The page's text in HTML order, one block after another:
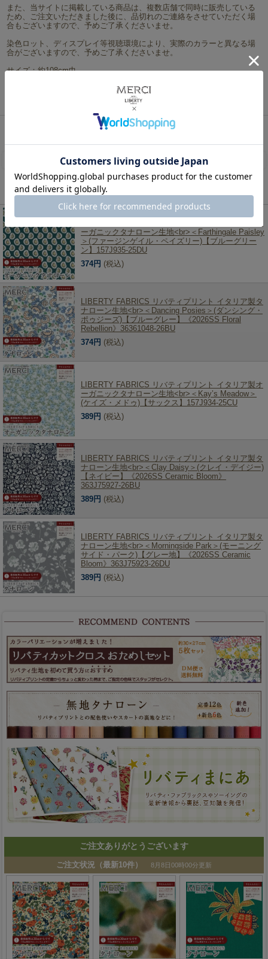
また、当サイトに掲載している商品は、複数店舗で同時に販売している
ため、ご注文いただきました後に、品切れのご連絡をさせていただく場
合もございますので、予めご了承くださいませ。
染色ロット、ディスプレイ等視聴環境により、実際のカラーと異なる場
合がございますので、予めご了承くださいませ。
サイズ：約108cm巾
ネコポスは5mまで対応可能です。
リバティ・ファブリックス、生地の通販メルシー >リバティ・ファブリックス生地一覧
レビューを書く
この商品を見た人は、こちらの商品もチェックしています！
LIBERTY FABRICS リバティプリント イタリア製オ
ーガニックタナローン生地<br>＜Farthingale Paisley
＞(ファージンゲイル・ペイズリー)【ブルーグリー
ン】157J935-25DU
374円 (税込)
LIBERTY FABRICS リバティプリント イタリア製タ
ナローン生地<br>＜Dancing Posies＞(ダンシング・
ポゥジーズ)【ブルーグレー】《2026SS Floral
Rebellion》36361048-26BU
374円 (税込)
LIBERTY FABRICS リバティプリント イタリア製オ
ーガニックタナローン生地<br>＜Kay’s Meadow＞
(ケイズ・メドゥ)【サックス】157J934-25CU
389円 (税込)
LIBERTY FABRICS リバティプリント イタリア製タ
ナローン生地<br>＜Clay Daisy＞(クレイ・デイジー)
【ネイビー】《2026SS Ceramic Bloom》
363J75927-26BU
389円 (税込)
LIBERTY FABRICS リバティプリント イタリア製タ
ナローン生地<br>＜Morningside Park＞(モーニング
サイド・パーク)【グレー地】《2026SS Ceramic
Bloom》363J75923-26DU
389円 (税込)
ご注文ありがとうございます